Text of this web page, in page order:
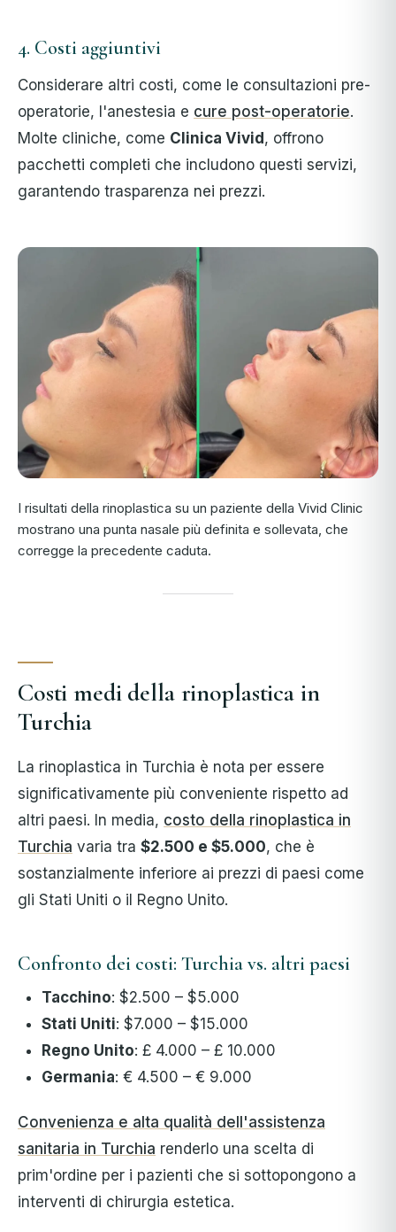
4. Costi aggiuntivi
Considerare altri costi, come le consultazioni pre-
operatorie, l'anestesia e cure post-operatorie.
Molte cliniche, come Clinica Vivid, offrono
pacchetti completi che includono questi servizi,
garantendo trasparenza nei prezzi.
I risultati della rinoplastica su un paziente della Vivid Clinic
mostrano una punta nasale più definita e sollevata, che
corregge la precedente caduta.
Costi medi della rinoplastica in
Turchia
La rinoplastica in Turchia è nota per essere
significativamente più conveniente rispetto ad
altri paesi. In media, costo della rinoplastica in
Turchia varia tra $2.500 e $5.000, che è
sostanzialmente inferiore ai prezzi di paesi come
gli Stati Uniti o il Regno Unito.
Confronto dei costi: Turchia vs. altri paesi
Tacchino: $2.500 – $5.000
Stati Uniti: $7.000 – $15.000
Regno Unito: £ 4.000 – £ 10.000
Germania: € 4.500 – € 9.000
Convenienza e alta qualità dell'assistenza
sanitaria in Turchia renderlo una scelta di
prim'ordine per i pazienti che si sottopongono a
interventi di chirurgia estetica.